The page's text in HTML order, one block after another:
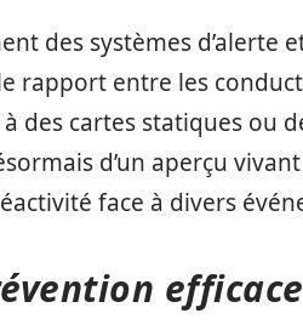
des systèmes d’alerte
rapport entre les
des cartes statiques ou
d’un aperçu
face à divers